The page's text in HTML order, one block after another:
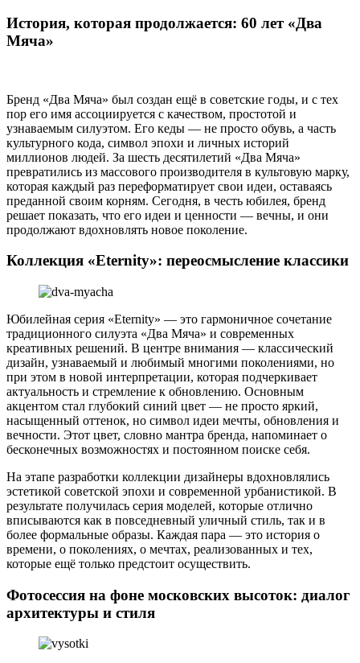
История, которая продолжается: 60 лет «Два
Мяча»
Бренд «Два Мяча» был создан ещё в советские годы, и с тех
пор его имя ассоциируется с качеством, простотой и
узнаваемым силуэтом. Его кеды — не просто обувь, а часть
культурного кода, символ эпохи и личных историй
миллионов людей. За шесть десятилетий «Два Мяча»
превратились из массового производителя в культовую марку,
которая каждый раз переформатирует свои идеи, оставаясь
преданной своим корням. Сегодня, в честь юбилея, бренд
решает показать, что его идеи и ценности — вечны, и они
продолжают вдохновлять новое поколение.
Коллекция «Eternity»: переосмысление классики
Юбилейная серия «Eternity» — это гармоничное сочетание
традиционного силуэта «Два Мяча» и современных
креативных решений. В центре внимания — классический
дизайн, узнаваемый и любимый многими поколениями, но
при этом в новой интерпретации, которая подчеркивает
актуальность и стремление к обновлению. Основным
акцентом стал глубокий синий цвет — не просто яркий,
насыщенный оттенок, но символ идеи мечты, обновления и
вечности. Этот цвет, словно мантра бренда, напоминает о
бесконечных возможностях и постоянном поиске себя.
На этапе разработки коллекции дизайнеры вдохновлялись
эстетикой советской эпохи и современной урбанистикой. В
результате получилась серия моделей, которые отлично
вписываются как в повседневный уличный стиль, так и в
более формальные образы. Каждая пара — это история о
времени, о поколениях, о мечтах, реализованных и тех,
которые ещё только предстоит осуществить.
Фотосессия на фоне московских высоток: диалог
архитектуры и стиля